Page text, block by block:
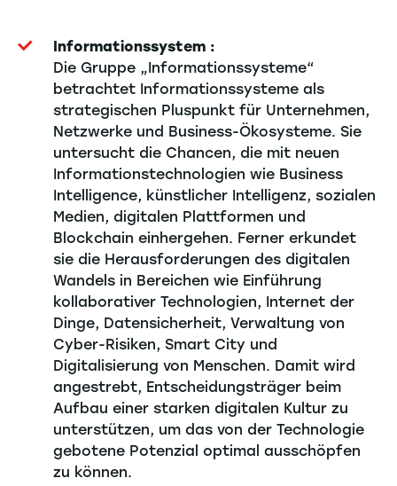
Informationssystem :
Die Gruppe „Informationssysteme“
betrachtet Informationssysteme als
strategischen Pluspunkt für Unternehmen,
Netzwerke und Business-Ökosysteme. Sie
untersucht die Chancen, die mit neuen
Informationstechnologien wie Business
Intelligence, künstlicher Intelligenz, sozialen
Medien, digitalen Plattformen und
Blockchain einhergehen. Ferner erkundet
sie die Herausforderungen des digitalen
Wandels in Bereichen wie Einführung
kollaborativer Technologien, Internet der
Dinge, Datensicherheit, Verwaltung von
Cyber-Risiken, Smart City und
Digitalisierung von Menschen. Damit wird
angestrebt, Entscheidungsträger beim
Aufbau einer starken digitalen Kultur zu
unterstützen, um das von der Technologie
gebotene Potenzial optimal ausschöpfen
zu können.